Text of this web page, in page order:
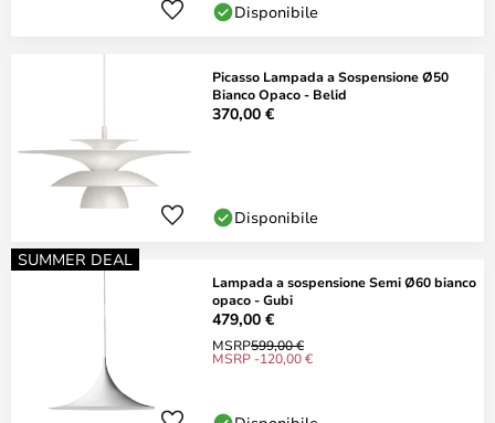
Disponibile
Picasso Lampada a Sospensione Ø50
Bianco Opaco - Belid
370,00 €
Disponibile
SUMMER DEAL
Lampada a sospensione Semi Ø60 bianco
opaco - Gubi
479,00 €
MSRP599,00 €
MSRP -120,00 €